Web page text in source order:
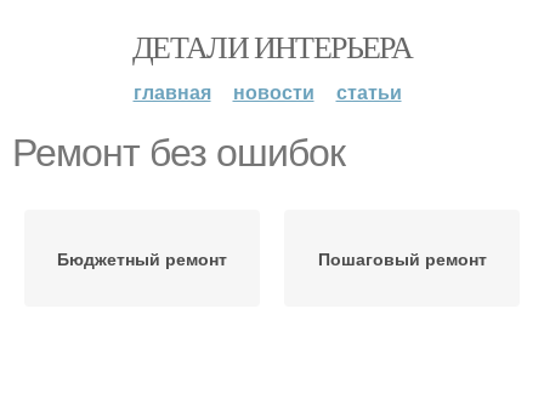
ДЕТАЛИ ИНТЕРЬЕРА
главная новости статьи
Ремонт без ошибок
Бюджетный ремонт Пошаговый ремонт